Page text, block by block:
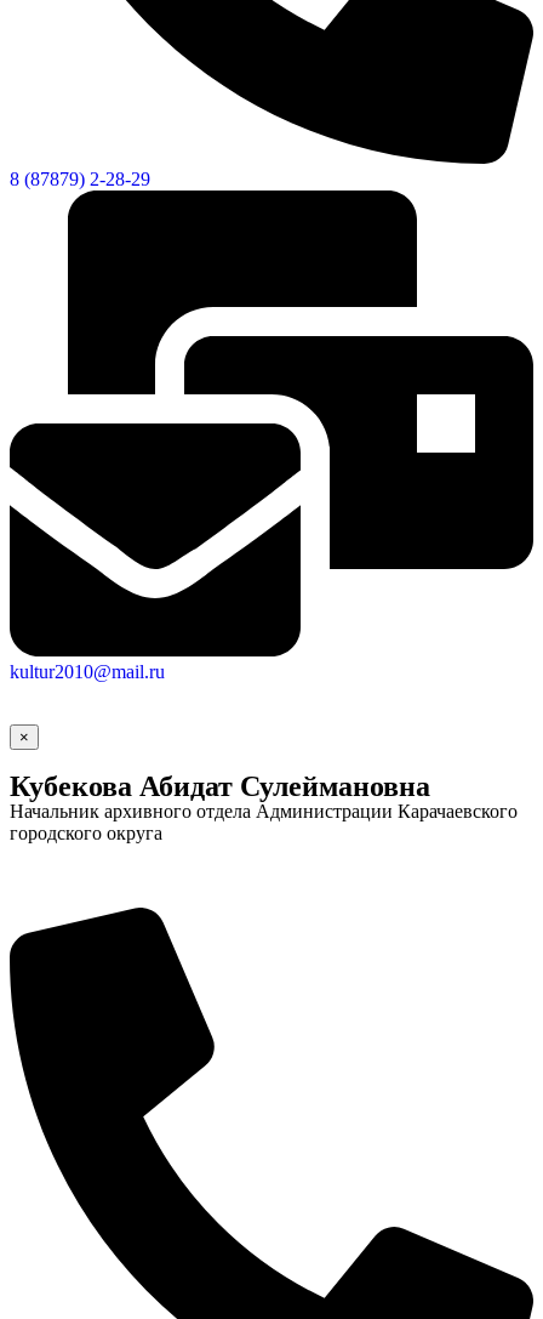
Документы
Виртуальная
приемная
видеоролики
8 (87879) 2-28-29
kultur2010@mail.ru
×
Кубекова Абидат Сулеймановна
Начальник архивного отдела Администрации Карачаевского
городского округа